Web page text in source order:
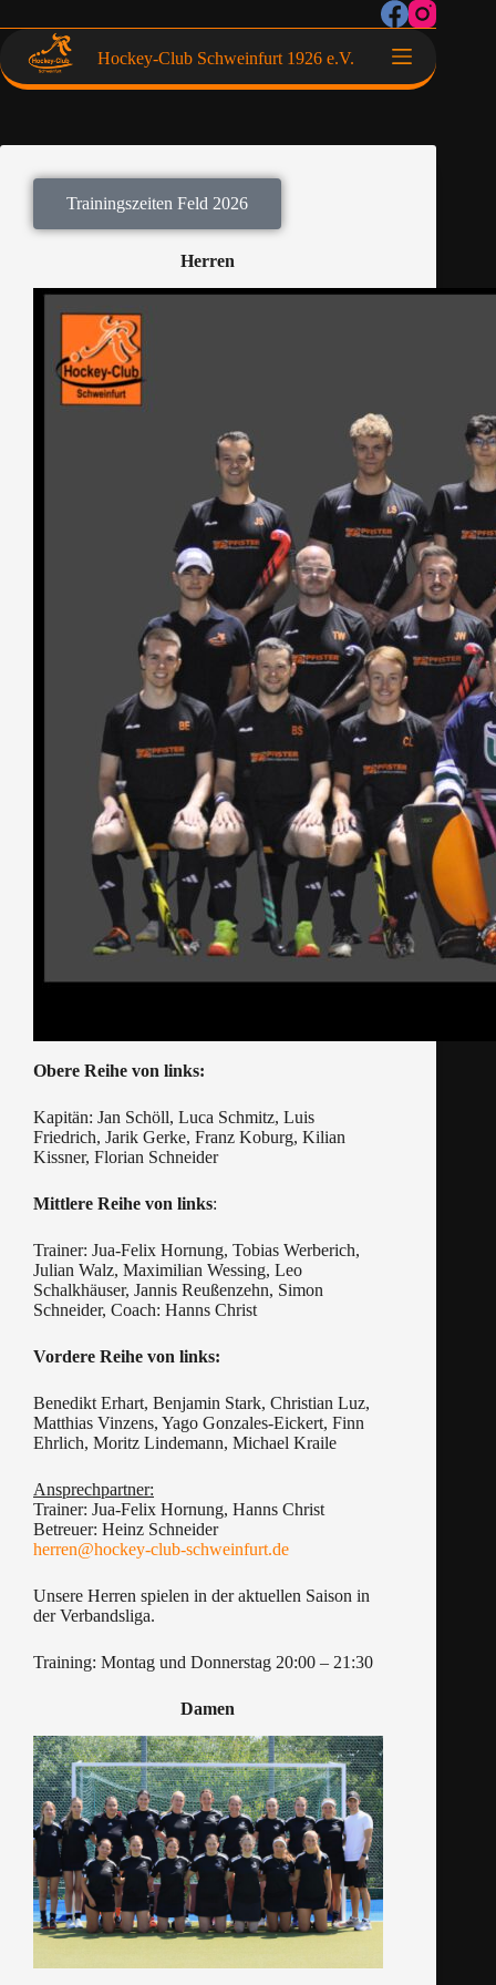
Hockey-Club Schweinfurt 1926 e.V.
Trainingszeiten Feld 2026
Herren
Obere Reihe von links:
Kapitän: Jan Schöll, Luca Schmitz, Luis
Friedrich, Jarik Gerke, Franz Koburg, Kilian
Kissner, Florian Schneider
Mittlere Reihe von links:
Trainer: Jua-Felix Hornung, Tobias Werberich,
Julian Walz, Maximilian Wessing, Leo
Schalkhäuser, Jannis Reußenzehn, Simon
Schneider, Coach: Hanns Christ
Vordere Reihe von links:
Benedikt Erhart, Benjamin Stark, Christian Luz,
Matthias Vinzens, Yago Gonzales-Eickert, Finn
Ehrlich, Moritz Lindemann, Michael Kraile
Ansprechpartner:
Trainer: Jua-Felix Hornung, Hanns Christ
Betreuer: Heinz Schneider
herren@hockey-club-schweinfurt.de
Unsere Herren spielen in der aktuellen Saison in
der Verbandsliga.
Training: Montag und Donnerstag 20:00 – 21:30
Damen